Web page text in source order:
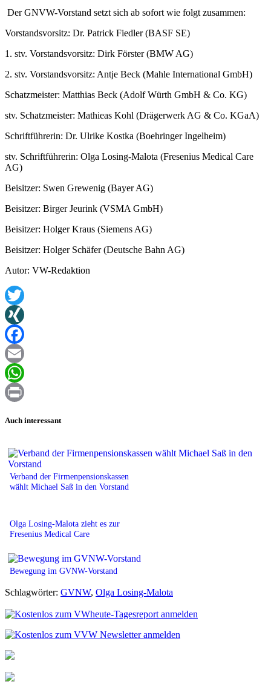
Der GNVW-Vorstand setzt sich ab sofort wie folgt zusammen:
Vorstandsvorsitz: Dr. Patrick Fiedler (BASF SE)
1. stv. Vorstandsvorsitz: Dirk Förster (BMW AG)
2. stv. Vorstandsvorsitz: Antje Beck (Mahle International GmbH)
Schatzmeister: Matthias Beck (Adolf Würth GmbH & Co. KG)
stv. Schatzmeister: Mathieas Kohl (Drägerwerk AG & Co. KGaA)
Schriftführerin: Dr. Ulrike Kostka (Boehringer Ingelheim)
stv. Schriftführerin: Olga Losing-Malota (Fresenius Medical Care
AG)
Beisitzer: Swen Grewenig (Bayer AG)
Beisitzer: Birger Jeurink (VSMA GmbH)
Beisitzer: Holger Kraus (Siemens AG)
Beisitzer: Holger Schäfer (Deutsche Bahn AG)
Autor: VW-Redaktion
Twitter
XING
Facebook
Email
WhatsApp
Auch interessant
Verband der Firmenpensionskassen
wählt Michael Saß in den Vorstand
Olga Losing-Malota zieht es zur
Fresenius Medical Care
Bewegung im GVNW-Vorstand
Schlagwörter: GVNW, Olga Losing-Malota